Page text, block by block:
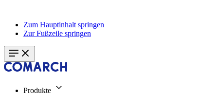
Zum Hauptinhalt springen
Zur Fußzeile springen
Produkte